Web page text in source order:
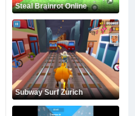
Steal Brainrot Online
Subway Surf Zurich